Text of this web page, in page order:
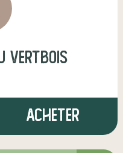
Vertbois
Acheter